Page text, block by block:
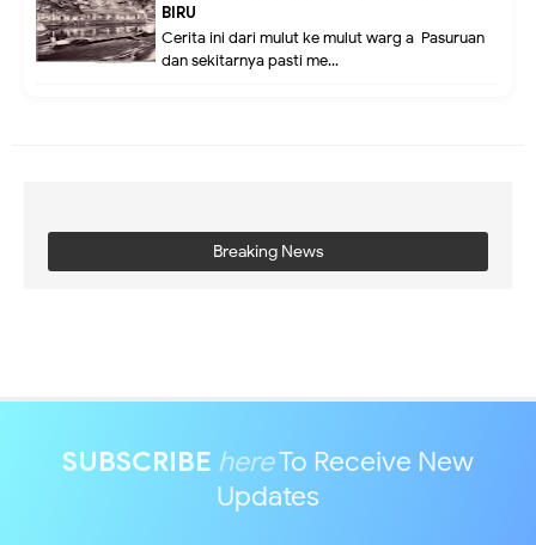
BIRU
Cerita ini dari mulut ke mulut warg a Pasuruan
dan sekitarnya pasti me...
Breaking News
SUBSCRIBE hereTo Receive New
Updates